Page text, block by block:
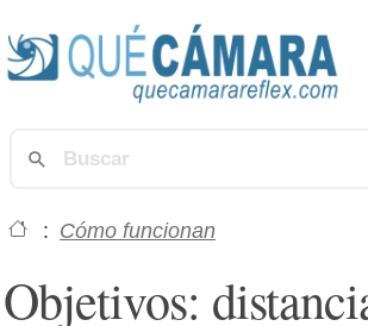
: Cómo funcionan
Objetivos: